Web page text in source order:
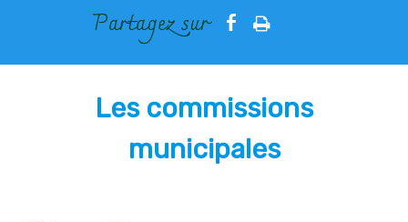
Les commissions
municipales